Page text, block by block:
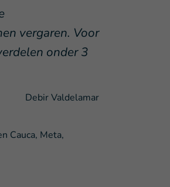
vergaren. Voor
onder 3
Debir Valdelamar
Cauca, Meta,